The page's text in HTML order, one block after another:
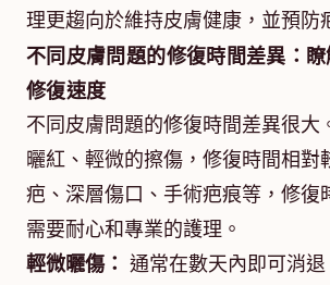
理更趨向於維持皮膚健康，並預防
不同皮膚問題的修復時間差異：
修復速度
不同皮膚問題的修復時間差異很大
曬紅、輕微的擦傷，修復時間相對
疤、深層傷口、手術疤痕等，修復
需要耐心和專業的護理。
輕微曬傷： 通常在數天內即可消